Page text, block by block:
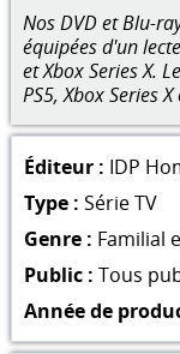
Nos DVD et Blu-
équipées d'un
et Xbox Series X.
PS5, Xbox Series
Éditeur : IDP
Type : Série TV
Genre : Familial
Public : Tous
Année de